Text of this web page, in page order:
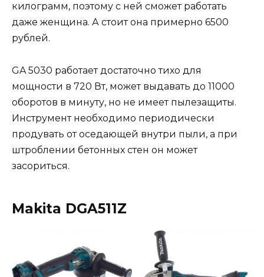
килограмм, поэтому с ней сможет работать
даже женщина. А стоит она примерно 6500
рублей.
GA 5030 работает достаточно тихо для
мощности в 720 Вт, может выдавать до 11000
оборотов в минуту, но не имеет пылезащиты.
Инструмент необходимо периодически
продувать от оседающей внутри пыли, а при
штроблении бетонных стен он может
засориться.
Makita DGA511Z